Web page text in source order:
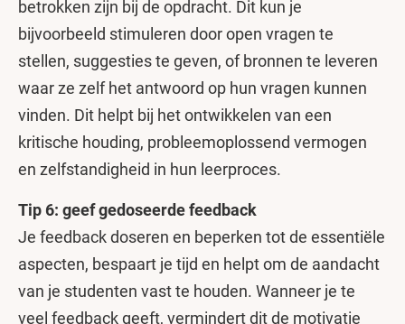
betrokken zijn bij de opdracht. Dit kun je
bijvoorbeeld stimuleren door open vragen te
stellen, suggesties te geven, of bronnen te leveren
waar ze zelf het antwoord op hun vragen kunnen
vinden. Dit helpt bij het ontwikkelen van een
kritische houding, probleemoplossend vermogen
en zelfstandigheid in hun leerproces.
Tip 6: geef gedoseerde feedback
Je feedback doseren en beperken tot de essentiële
aspecten, bespaart je tijd en helpt om de aandacht
van je studenten vast te houden. Wanneer je te
veel feedback geeft, vermindert dit de motivatie